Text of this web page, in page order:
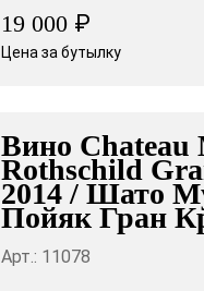
19 000 ₽
Цена за бутылку
Вино Chateau
Rothschild
2014 / Шато
Пойяк Гран
Арт.: 11078